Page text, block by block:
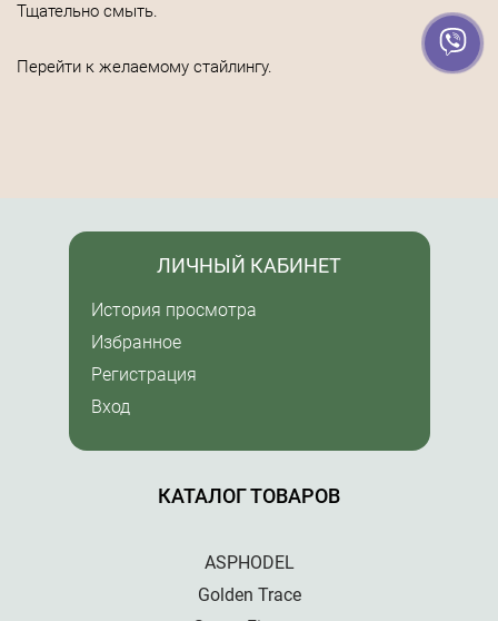
Тщательно смыть.
Перейти к желаемому стайлингу.
КАТАЛОГ ТОВАРОВ
ASPHODEL
Golden Trace
ЛИЧНЫЙ КАБИНЕТ
История просмотра
Избранное
Регистрация
Вход